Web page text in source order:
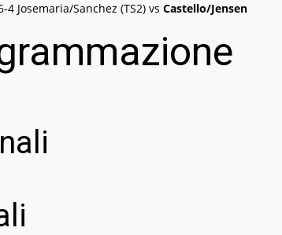
Josemaria/Sanchez (TS2) vs Castello/Jensen